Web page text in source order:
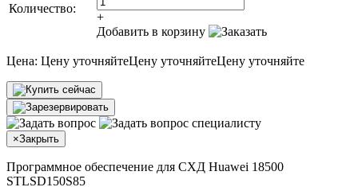
Количество:
+
Добавить в корзину
Цена: Цену уточняйтеЦену уточняйтеЦену уточняйте
×Закрыть
Программное обеспечение для СХД Huawei 18500
STLSD150S85